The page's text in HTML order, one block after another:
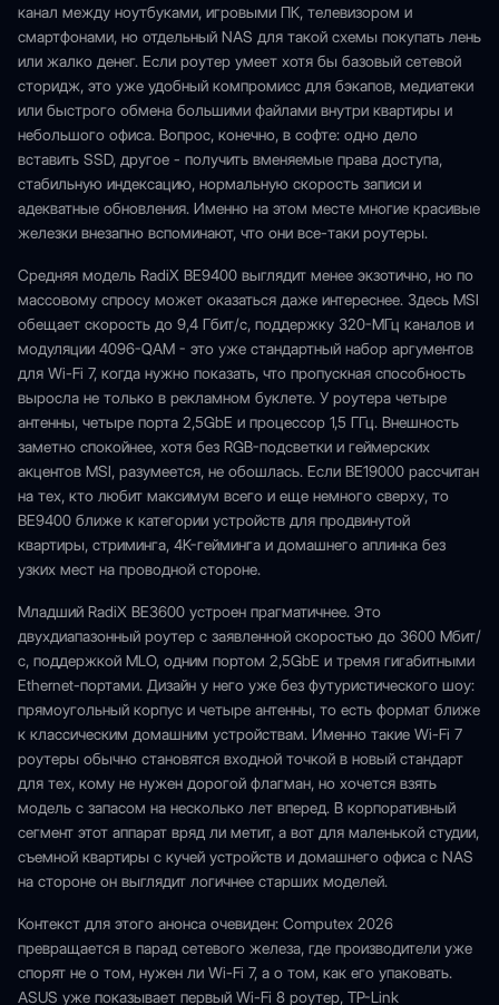
канал между ноутбуками, игровыми ПК, телевизором и
смартфонами, но отдельный NAS для такой схемы покупать лень
или жалко денег. Если роутер умеет хотя бы базовый сетевой
сторидж, это уже удобный компромисс для бэкапов, медиатеки
или быстрого обмена большими файлами внутри квартиры и
небольшого офиса. Вопрос, конечно, в софте: одно дело
вставить SSD, другое - получить вменяемые права доступа,
стабильную индексацию, нормальную скорость записи и
адекватные обновления. Именно на этом месте многие красивые
железки внезапно вспоминают, что они все-таки роутеры.
Средняя модель RadiX BE9400 выглядит менее экзотично, но по
массовому спросу может оказаться даже интереснее. Здесь MSI
обещает скорость до 9,4 Гбит/с, поддержку 320-МГц каналов и
модуляции 4096-QAM - это уже стандартный набор аргументов
для Wi-Fi 7, когда нужно показать, что пропускная способность
выросла не только в рекламном буклете. У роутера четыре
антенны, четыре порта 2,5GbE и процессор 1,5 ГГц. Внешность
заметно спокойнее, хотя без RGB-подсветки и геймерских
акцентов MSI, разумеется, не обошлась. Если BE19000 рассчитан
на тех, кто любит максимум всего и еще немного сверху, то
BE9400 ближе к категории устройств для продвинутой
квартиры, стриминга, 4K-гейминга и домашнего аплинка без
узких мест на проводной стороне.
Младший RadiX BE3600 устроен прагматичнее. Это
двухдиапазонный роутер с заявленной скоростью до 3600 Мбит/
с, поддержкой MLO, одним портом 2,5GbE и тремя гигабитными
Ethernet-портами. Дизайн у него уже без футуристического шоу:
прямоугольный корпус и четыре антенны, то есть формат ближе
к классическим домашним устройствам. Именно такие Wi-Fi 7
роутеры обычно становятся входной точкой в новый стандарт
для тех, кому не нужен дорогой флагман, но хочется взять
модель с запасом на несколько лет вперед. В корпоративный
сегмент этот аппарат вряд ли метит, а вот для маленькой студии,
съемной квартиры с кучей устройств и домашнего офиса с NAS
на стороне он выглядит логичнее старших моделей.
Контекст для этого анонса очевиден: Computex 2026
превращается в парад сетевого железа, где производители уже
спорят не о том, нужен ли Wi-Fi 7, а о том, как его упаковать.
ASUS уже показывает первый Wi-Fi 8 роутер, TP-Link